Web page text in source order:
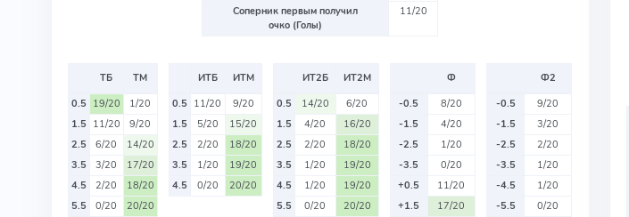
Соперник первым получил
очко (Голы)
11/20
ТБ
ТМ
0.5 19/20
1/20
1.5 11/20
9/20
2.5
6/20
14/20
3.5
3/20
17/20
4.5
2/20
18/20
5.5
0/20 20/20
ИТБ
ИТМ
0.5 11/20
9/20
1.5
5/20
15/20
2.5
2/20
18/20
3.5
1/20
19/20
4.5
0/20 20/20
ИТ2Б
ИТ2М
0.5
14/20
6/20
1.5
4/20
16/20
2.5
2/20
18/20
3.5
1/20
19/20
4.5
1/20
19/20
5.5
0/20 20/20
Ф
-0.5
8/20
-1.5
4/20
-2.5
1/20
-3.5
0/20
+0.5
11/20
+1.5
17/20
Ф2
-0.5
9/20
-1.5
3/20
-2.5
2/20
-3.5
1/20
-4.5
1/20
-5.5
0/20